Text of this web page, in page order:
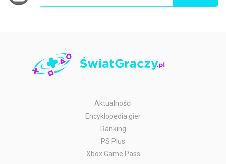
Aktualności
Encyklopedia gier
Ranking
PS Plus
Xbox Game Pass